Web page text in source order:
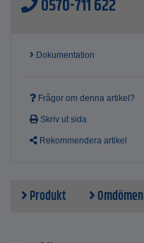
0570-711 622
Dokumentation
Frågor om denna artikel?
Skriv ut sida
Rekommendera artikel
Produkt Omdömen